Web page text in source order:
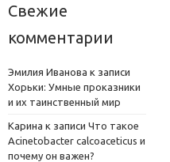
Свежие
комментарии
Эмилия Иванова к записи
Хорьки: Умные проказники
и их таинственный мир
Карина к записи Что такое
Acinetobacter calcoaceticus и
почему он важен?